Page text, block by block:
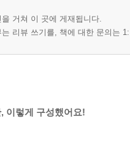
거쳐 이 곳에 게재됩니다.
리뷰 쓰기를, 책에 대한 문의는
이렇게 구성했어요!